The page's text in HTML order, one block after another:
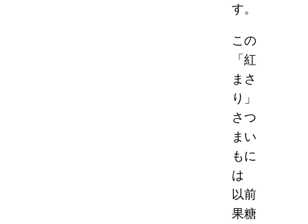
す。
この
「紅
まさ
り」
さつ
まい
もに
は
以前
果糖